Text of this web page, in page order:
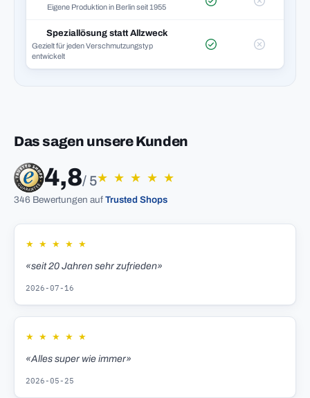
Eigene Produktion in Berlin seit 1955
Speziallösung statt Allzweck
Gezielt für jeden Verschmutzungstyp
entwickelt
Das sagen unsere Kunden
4,8/ 5★ ★ ★ ★ ★
346 Bewertungen auf Trusted Shops
★ ★ ★ ★ ★
«seit 20 Jahren sehr zufrieden»
2026-07-16
★ ★ ★ ★ ★
«Alles super wie immer»
2026-05-25